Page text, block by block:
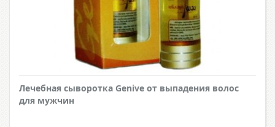
Лечебная сыворотка Genive от выпадения волос
для мужчин